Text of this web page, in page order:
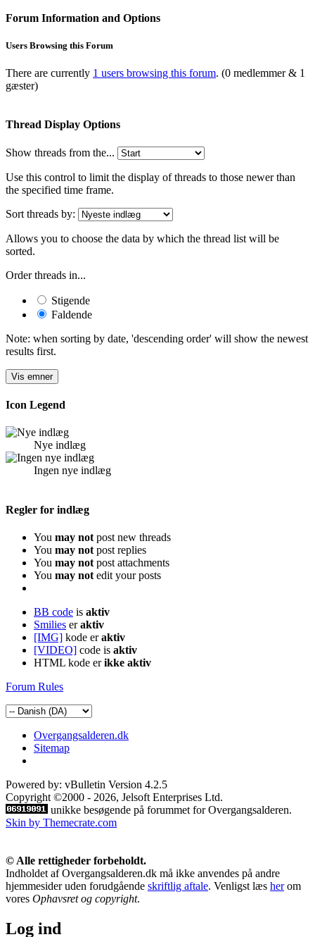
Forum Information and Options
Users Browsing this Forum
There are currently 1 users browsing this forum. (0 medlemmer & 1
gæster)
Thread Display Options
Show threads from the...
Use this control to limit the display of threads to those newer than
the specified time frame.
Sort threads by:
Allows you to choose the data by which the thread list will be
sorted.
Order threads in...
Stigende
Faldende
Note: when sorting by date, 'descending order' will show the newest
results first.
Icon Legend
Nye indlæg
Ingen nye indlæg
Regler for indlæg
You may not post new threads
You may not post replies
You may not post attachments
You may not edit your posts
BB code is aktiv
Smilies eraktiv
[IMG] kode eraktiv
[VIDEO] code is aktiv
HTML kode erikke aktiv
Forum Rules
Overgangsalderen.dk
Sitemap
Powered by: vBulletin Version 4.2.5
Copyright ©2000 - 2026, Jelsoft Enterprises Ltd.
unikke besøgende på forummet for Overgangsalderen.
Skin by Themecrate.com
© Alle rettigheder forbeholdt.
Indholdet af Overgangsalderen.dk må ikke anvendes på andre
hjemmesider uden forudgående skriftlig aftale. Venligst læs herom
vores Ophavsret og copyright.
Log ind